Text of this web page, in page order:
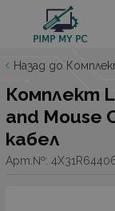
Назад до
Комплект
and Mouse
кабел
Арт.№: